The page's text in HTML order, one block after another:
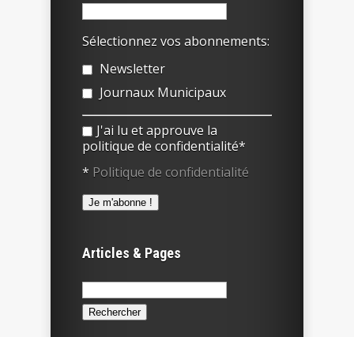
Sélectionnez vos abonnements:
Newsletter
Journaux Municipaux
J'ai lu et approuve la
politique de confidentialité*
* Politique de confidentialité
Articles & Pages
Rechercher :